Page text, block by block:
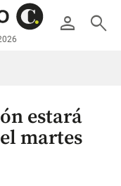
person search
estará
martes